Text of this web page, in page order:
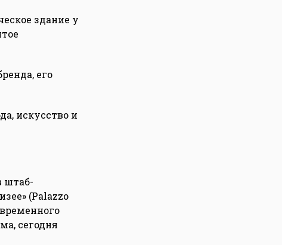
здание у
его
искусство и
штаб-
(Palazzo
сегодня